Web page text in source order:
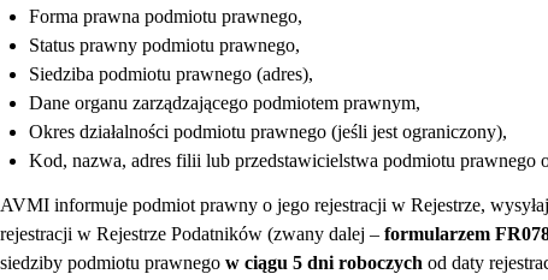
Forma prawna podmiotu prawnego,
Status prawny podmiotu prawnego,
Siedziba podmiotu prawnego (adres),
Dane organu zarządzającego podmiotem prawnym,
Okres działalności podmiotu prawnego (jeśli jest ograniczony),
Kod, nazwa, adres filii lub przedstawicielstwa podmiotu prawnego
AVMI informuje podmiot prawny o jego rejestracji w Rejestrze,
rejestracji w Rejestrze Podatników (zwany dalej – formularzem
siedziby podmiotu prawnego w ciągu 5 dni roboczych od daty